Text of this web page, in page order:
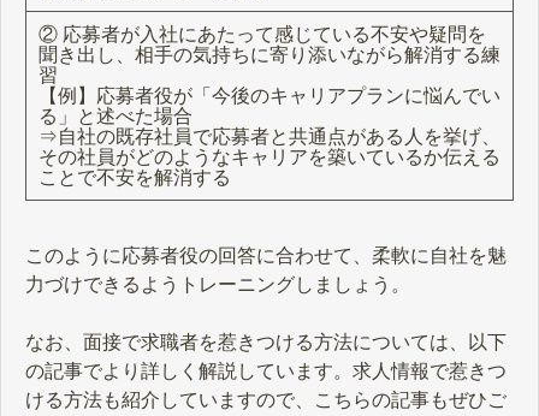
② 応募者が入社にあたって感じている不安や疑問を
聞き出し、相手の気持ちに寄り添いながら解消する練
習
【例】応募者役が「今後のキャリアプランに悩んでい
る」と述べた場合
⇒自社の既存社員で応募者と共通点がある人を挙げ、
その社員がどのようなキャリアを築いているか伝える
ことで不安を解消する
このように応募者役の回答に合わせて、柔軟に自社を魅
力づけできるようトレーニングしましょう。
なお、面接で求職者を惹きつける方法については、以下
の記事でより詳しく解説しています。求人情報で惹きつ
ける方法も紹介していますので、こちらの記事もぜひご